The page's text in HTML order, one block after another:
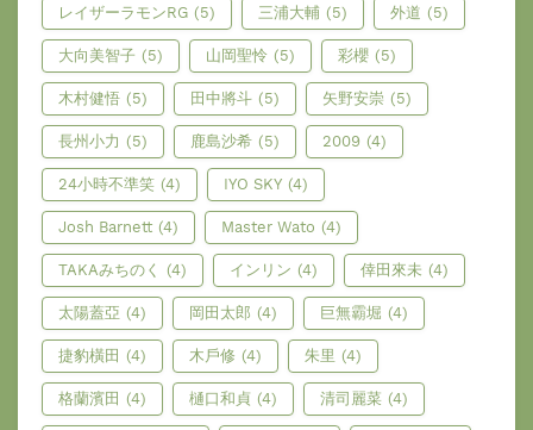
レイザーラモンRG (5) 三浦大輔 (5) 外道 (5)
大向美智子 (5) 山岡聖怜 (5) 彩櫻 (5)
木村健悟 (5) 田中將斗 (5) 矢野安崇 (5)
長州小力 (5) 鹿島沙希 (5) 2009 (4)
24小時不準笑 (4) IYO SKY (4)
Josh Barnett (4) Master Wato (4)
TAKAみちのく (4) インリン (4) 倖田來未 (4)
太陽蓋亞 (4) 岡田太郎 (4) 巨無霸堀 (4)
捷豹橫田 (4) 木戶修 (4) 朱里 (4)
格蘭濱田 (4) 樋口和貞 (4) 清司麗菜 (4)